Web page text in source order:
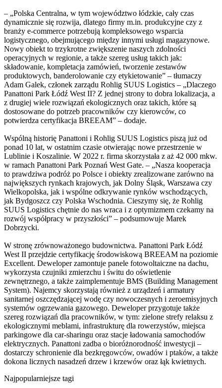
– „Polska Centralna, w tym województwo łódzkie, cały czas
dynamicznie się rozwija, dlatego firmy m.in. produkcyjne czy z
branży e-commerce potrzebują kompleksowego wsparcia
logistycznego, obejmującego między innymi usługi magazynowe.
Nowy obiekt to trzykrotne zwiększenie naszych zdolności
operacyjnych w regionie, a także szereg usług takich jak:
składowanie, kompletacja zamówień, tworzenie zestawów
produktowych, banderolowanie czy etykietowanie” – tłumaczy
Adam Galek, członek zarządu Rohlig SUUS Logistics – „Dlaczego
Panattoni Park Łódź West II? Z jednej strony to dobra lokalizacja, a
z drugiej wiele rozwiązań ekologicznych oraz takich, które są
dostosowane do potrzeb pracowników czy kierowców, co
potwierdza certyfikacja BREEAM” – dodaje.
Wspólną historię Panattoni i Rohlig SUUS Logistics piszą już od
ponad 10 lat, w ostatnim czasie otwierając nowe przestrzenie w
Lublinie i Koszalinie. W 2022 r. firma skorzystała z aż 42 000 mkw.
w ramach Panattoni Park Poznań West Gate. – „Nasza kooperacja
to prawdziwa podróż po Polsce i obiekty zrealizowane zarówno na
największych rynkach krajowych, jak Dolny Śląsk, Warszawa czy
Wielkopolska, jak i wspólne odkrywanie rynków wschodzących,
jak Bydgoszcz czy Polska Wschodnia. Cieszymy się, że Rohlig
SUUS Logistics chętnie do nas wraca i z optymizmem czekamy na
rozwój współpracy w przyszłości” – podsumowuje Marek
Dobrzycki.
W stronę zrównoważonego budownictwa. Panattoni Park Łódź
West II przejdzie certyfikację środowiskową BREEAM na poziomie
Excellent. Deweloper zamontuje panele fotowoltaiczne na dachu,
wykorzysta czujniki zmierzchu i świtu do oświetlenie
zewnętrznego, a także zaimplementuje BMS (Building Management
System). Najemcy skorzystają również z urządzeń i armatury
sanitarnej oszczędzającej wodę czy nowoczesnych i zeroemisyjnych
systemów ogrzewania gazowego. Deweloper przygotuje także
szereg rozwiązań dla pracowników, w tym: zielone strefy relaksu z
ekologicznymi meblami, infrastrukturę dla rowerzystów, miejsca
parkingowe dla car-sharingu oraz stacje ładowania samochodów
elektrycznych. Panattoni zadba o bioróżnorodność inwestycji –
dostarczy schronienie dla bezkręgowców, owadów i ptaków, a także
dokona licznych nasadzeń drzew i krzewów oraz łąk kwietnych.
Najpopularniejsze tagi